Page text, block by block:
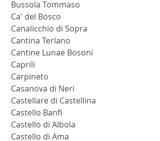
Bussola Tommaso
Ca' del Bosco
Canalicchio di Sopra
Cantina Terlano
Cantine Lunae Bosoni
Caprili
Carpineto
Casanova di Neri
Castellare di Castellina
Castello Banfi
Castello di Albola
Castello di Ama